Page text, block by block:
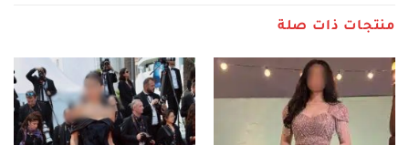
منتجات ذات صلة